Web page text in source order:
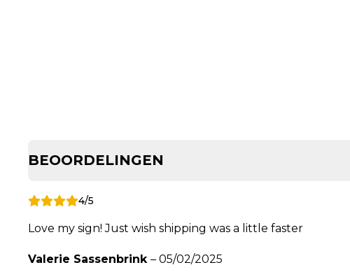
BEOORDELINGEN
4/5
Love my sign! Just wish shipping was a little faster
Valerie Sassenbrink – 05/02/2025